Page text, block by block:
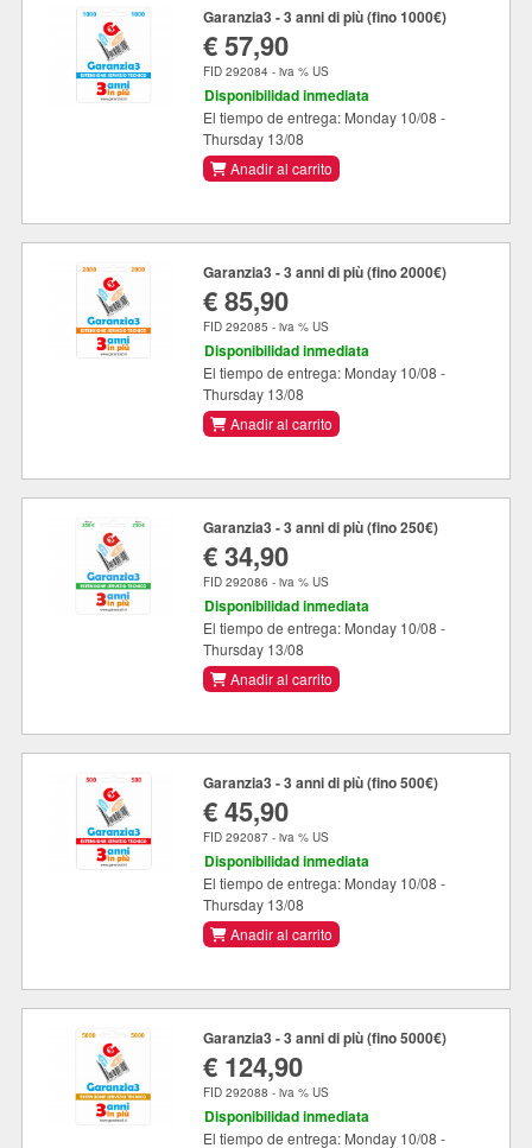
Garanzia3 - 3 anni di più (fino 1000€)
€ 57,90
FID 292084 - iva % US
Disponibilidad inmediata
El tiempo de entrega: Monday 10/08 -
Thursday 13/08
Anadir al carrito
Garanzia3 - 3 anni di più (fino 2000€)
€ 85,90
FID 292085 - iva % US
Disponibilidad inmediata
El tiempo de entrega: Monday 10/08 -
Thursday 13/08
Anadir al carrito
Garanzia3 - 3 anni di più (fino 250€)
€ 34,90
FID 292086 - iva % US
Disponibilidad inmediata
El tiempo de entrega: Monday 10/08 -
Thursday 13/08
Anadir al carrito
Garanzia3 - 3 anni di più (fino 500€)
€ 45,90
FID 292087 - iva % US
Disponibilidad inmediata
El tiempo de entrega: Monday 10/08 -
Thursday 13/08
Anadir al carrito
Garanzia3 - 3 anni di più (fino 5000€)
€ 124,90
FID 292088 - iva % US
Disponibilidad inmediata
El tiempo de entrega: Monday 10/08 -